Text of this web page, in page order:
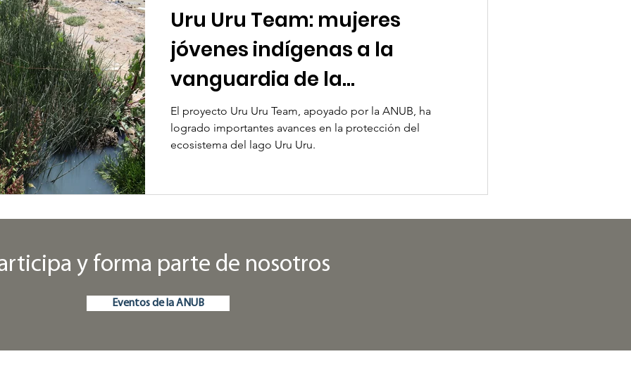
Uru Uru Team: mujeres
jóvenes indígenas a la
vanguardia de la
conservación ambiental y la
lucha contra el cambio
El proyecto Uru Uru Team, apoyado por la ANUB, ha
logrado importantes avances en la protección del
ecosistema del lago Uru Uru.
y forma parte de nosotros
Eventos de la ANUB